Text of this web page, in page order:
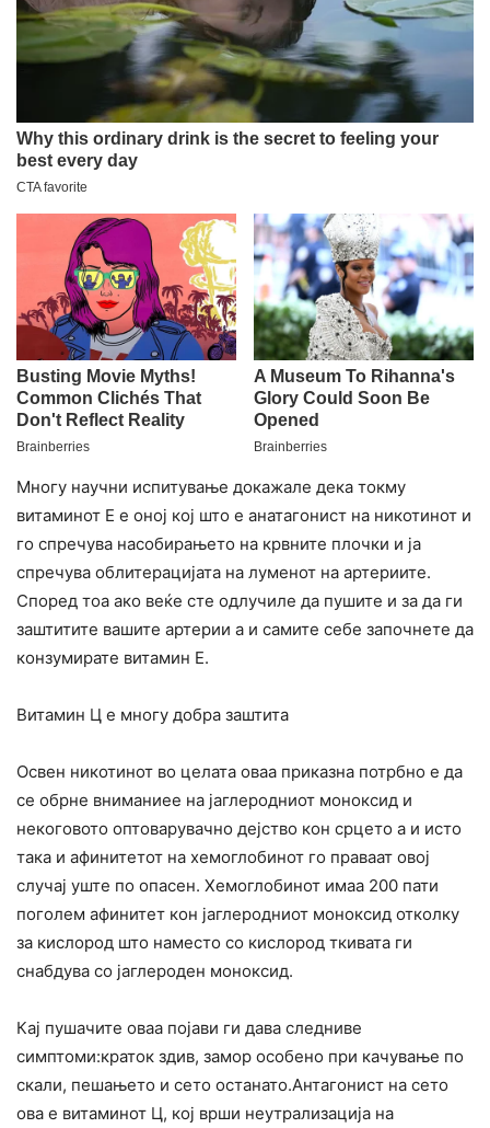
Многу научни испитување докажале дека токму
витаминот Е е оној кој што е анатагонист на никотинот и
го спречува насобирањето на крвните плочки и ја
спречува облитерацијата на луменот на артериите.
Според тоа ако веќе сте одлучиле да пушите и за да ги
заштитите вашите артерии а и самите себе започнете да
конзумирате витамин Е.
Витамин Ц е многу добра заштита
Освен никотинот во целата оваа приказна потрбно е да
се обрне вниманиее на јаглеродниот моноксид и
некоговото оптоварувачно дејство кон срцето а и исто
така и афинитетот на хемоглобинот го праваат овој
случај уште по опасен. Хемоглобинот имаа 200 пати
поголем афинитет кон јаглеродниот моноксид отколку
за кислород што наместо со кислород ткивата ги
снабдува со јаглероден моноксид.
Кај пушачите оваа појави ги дава следниве
симптоми:краток здив, замор особено при качување по
скали, пешањето и сето останато.Антагонист на сето
ова е витаминот Ц, кој врши неутрализација на